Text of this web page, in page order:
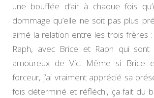
une bouffée d’air à chaque fois
dommage qu’elle ne soit pas plus
aimé la relation entre les trois frères
Raph, avec Brice et Raph qui
amoureux de Vic. Même si Brice
forceur, j’ai vraiment apprécié sa
fois déterminé et réfléchi, ça fait du